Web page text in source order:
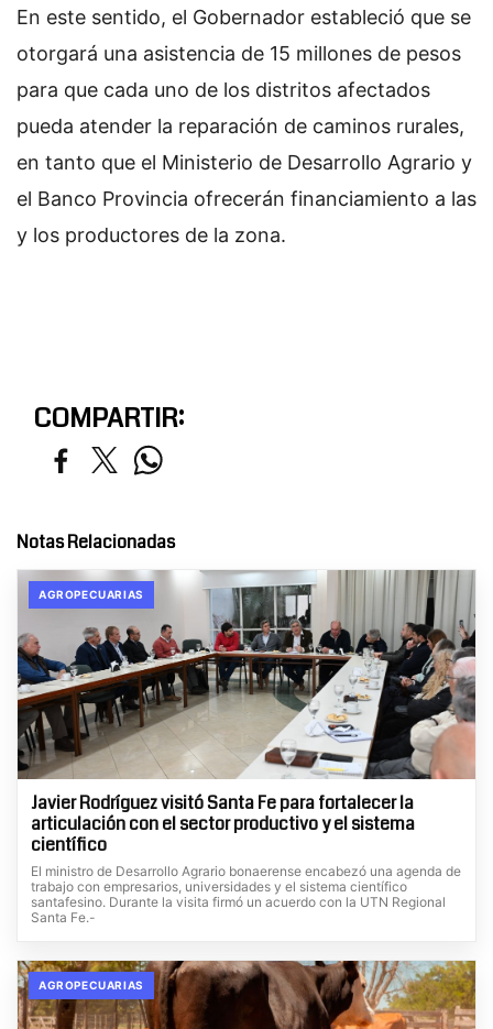
En este sentido, el Gobernador estableció que se
otorgará una asistencia de 15 millones de pesos
para que cada uno de los distritos afectados
pueda atender la reparación de caminos rurales,
en tanto que el Ministerio de Desarrollo Agrario y
el Banco Provincia ofrecerán financiamiento a las
y los productores de la zona.
COMPARTIR:
Notas Relacionadas
AGROPECUARIAS
Javier Rodríguez visitó Santa Fe para fortalecer la
articulación con el sector productivo y el sistema
científico
El ministro de Desarrollo Agrario bonaerense encabezó una agenda de
trabajo con empresarios, universidades y el sistema científico
santafesino. Durante la visita firmó un acuerdo con la UTN Regional
Santa Fe.-
AGROPECUARIAS